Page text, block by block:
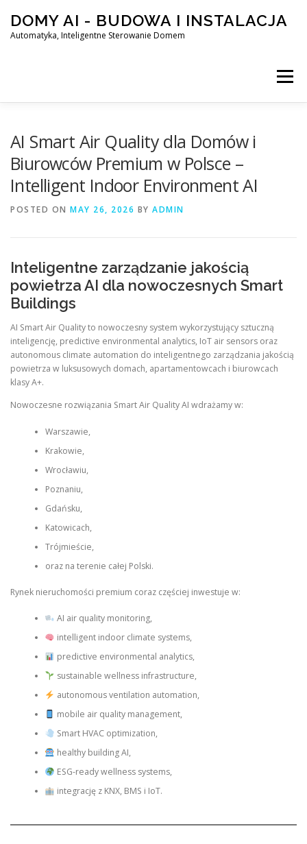
content
DOMY AI - BUDOWA I INSTALACJA
Automatyka, Inteligentne Sterowanie Domem
Menu
SMART DOM AI – AUTOMATYKA, INTELIGENTNE
AI Smart Air Quality dla Domów i
Biurowców Premium w Polsce –
Intelligent Indoor Environment AI
POSTED ON MAY 26, 2026 BY ADMIN
Inteligentne zarządzanie jakością
powietrza AI dla nowoczesnych Smart
Buildings
AI Smart Air Quality to nowoczesny system wykorzystujący sztuczną
inteligencję, predictive environmental analytics, IoT air sensors oraz
autonomous climate automation do inteligentnego zarządzania jakością
powietrza w luksusowych domach, apartamentowcach i biurowcach
klasy A+.
Nowoczesne rozwiązania Smart Air Quality AI wdrażamy w:
Warszawie,
Krakowie,
Wrocławiu,
Poznaniu,
Gdańsku,
Katowicach,
Trójmieście,
oraz na terenie całej Polski.
Rynek nieruchomości premium coraz częściej inwestuje w:
AI air quality monitoring,
intelligent indoor climate systems,
predictive environmental analytics,
sustainable wellness infrastructure,
autonomous ventilation automation,
mobile air quality management,
Smart HVAC optimization,
healthy building AI,
ESG-ready wellness systems,
integrację z KNX, BMS i IoT.